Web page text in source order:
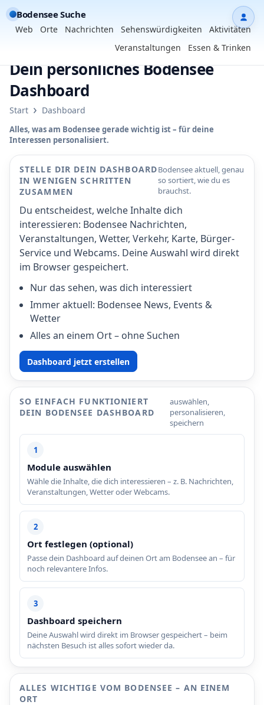
Bodensee Suche
Web Orte Nachrichten Sehenswürdigkeiten
Aktivitäten
Veranstaltungen
Essen & Trinken
Dein persönliches Bodensee
Dashboard
Start › Dashboard
Alles, was am Bodensee gerade wichtig ist – für deine
Interessen personalisiert.
STELLE DIR DEIN DASHBOARD
IN WENIGEN SCHRITTEN
ZUSAMMEN
Bodensee aktuell, genau
so sortiert, wie du es
brauchst.
Du entscheidest, welche Inhalte dich
interessieren: Bodensee Nachrichten,
Veranstaltungen, Wetter, Verkehr, Karte, Bürger-
Service und Webcams. Deine Auswahl wird direkt
im Browser gespeichert.
Nur das sehen, was dich interessiert
Immer aktuell: Bodensee News, Events &
Wetter
Alles an einem Ort – ohne Suchen
Dashboard jetzt erstellen
SO EINFACH FUNKTIONIERT
DEIN BODENSEE DASHBOARD
auswählen,
personalisieren,
speichern
1
Module auswählen
Wähle die Inhalte, die dich interessieren – z. B. Nachrichten,
Veranstaltungen, Wetter oder Webcams.
2
Ort festlegen (optional)
Passe dein Dashboard auf deinen Ort am Bodensee an – für
noch relevantere Infos.
3
Dashboard speichern
Deine Auswahl wird direkt im Browser gespeichert – beim
nächsten Besuch ist alles sofort wieder da.
ALLES WICHTIGE VOM BODENSEE – AN EINEM
ORT